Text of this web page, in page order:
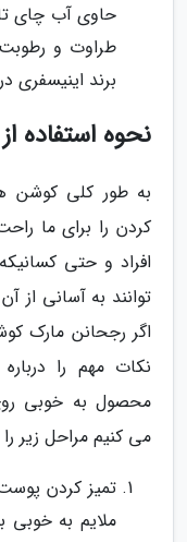
طراوت و
برند اینیسفری در 6 رنگ مختلف دسترسی است.
نحوه استفاده
به طور کلی کوشن
کردن را برای ما
افراد و حتی
توانند به آسانی از
اگر رجحانن مارک
نکات مهم را
محصول به خوبی روی
می کنیم مراحل زیر
تمیز کردن
ملایم به